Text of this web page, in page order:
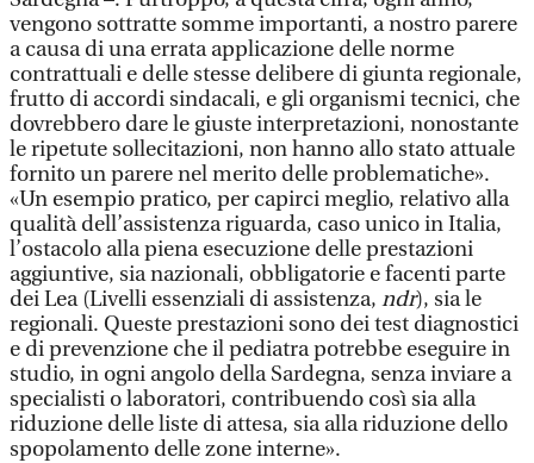
vengono sottratte somme importanti, a nostro parere
a causa di una errata applicazione delle norme
contrattuali e delle stesse delibere di giunta regionale,
frutto di accordi sindacali, e gli organismi tecnici, che
dovrebbero dare le giuste interpretazioni, nonostante
le ripetute sollecitazioni, non hanno allo stato attuale
fornito un parere nel merito delle problematiche».
«Un esempio pratico, per capirci meglio, relativo alla
qualità dell’assistenza riguarda, caso unico in Italia,
l’ostacolo alla piena esecuzione delle prestazioni
aggiuntive, sia nazionali, obbligatorie e facenti parte
dei Lea (Livelli essenziali di assistenza, ndr), sia le
regionali. Queste prestazioni sono dei test diagnostici
e di prevenzione che il pediatra potrebbe eseguire in
studio, in ogni angolo della Sardegna, senza inviare a
specialisti o laboratori, contribuendo così sia alla
riduzione delle liste di attesa, sia alla riduzione dello
spopolamento delle zone interne».